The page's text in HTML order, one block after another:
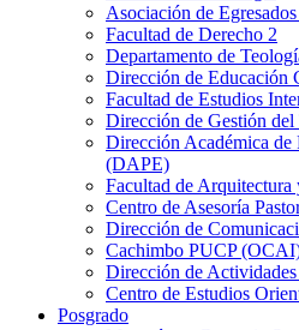
Asociación de
Facultad de Derecho 2
Departamento de
Dirección de Educación
Facultad de Estudios
Dirección de Gestión
Dirección Académica de
(DAPE)
Facultad de Arquitectura
Centro de Asesoría
Dirección de
Cachimbo PUCP
Dirección de
Centro de Estudios
Posgrado